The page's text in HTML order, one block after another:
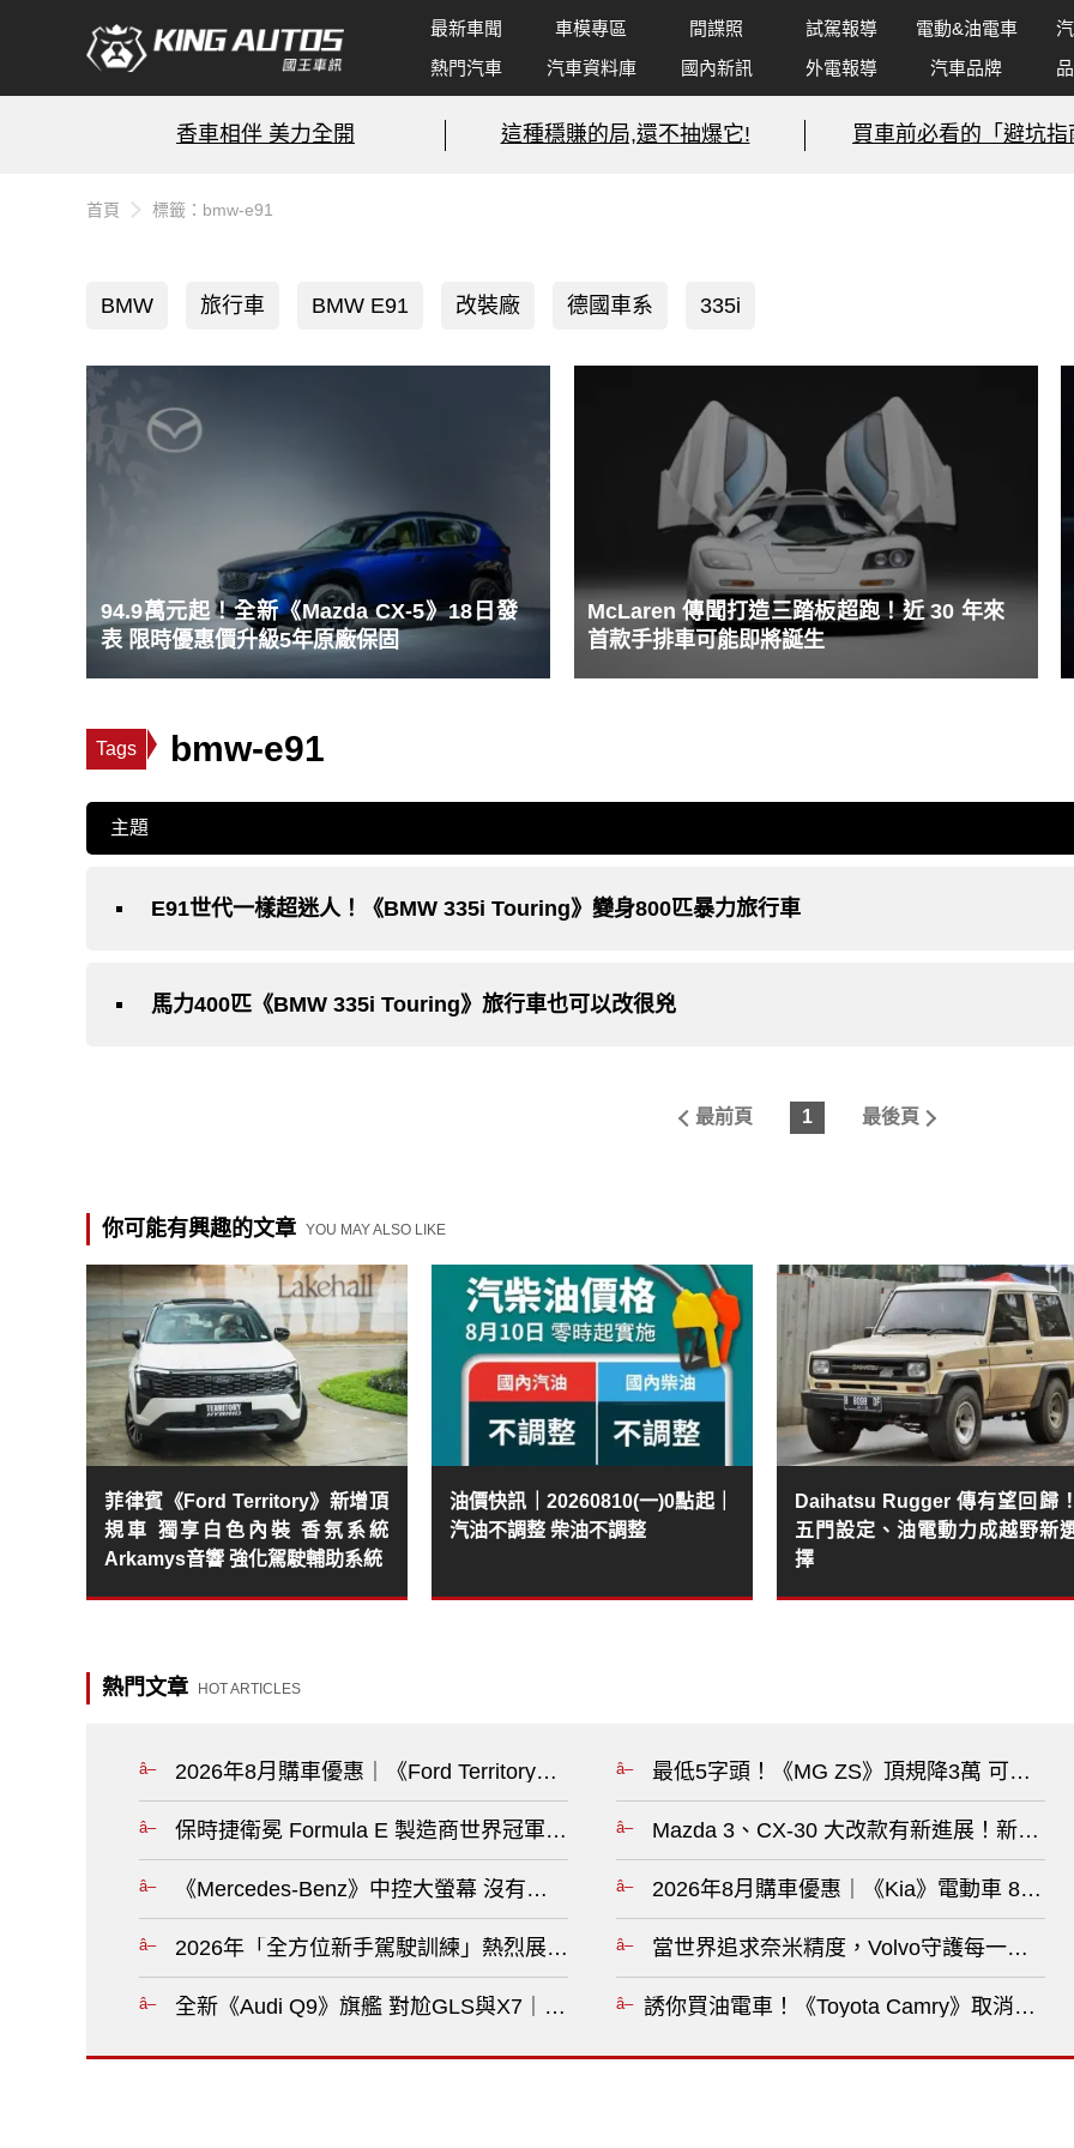
最新車聞 車模專區 間諜照 試駕報導 電動&油電車
熱門汽車
汽車資料庫 國內新訊 外電報導 汽車品牌
香車相伴 美力全開 這種穩賺的局,還不抽爆它! 買車前必看的「避坑指
首頁 標籤：bmw-e91
BMW 旅行車 BMW E91 改裝廠 德國車系 335i
94.9萬元起！全新《Mazda CX-5》18日發
表 限時優惠價升級5年原廠保固
McLaren 傳聞打造三踏板超跑！近 30 年來
首款手排車可能即將誕生
Tags bmw-e91
主題
E91世代一樣超迷人！《BMW 335i Touring》變身800匹暴力旅行車
馬力400匹《BMW 335i Touring》旅行車也可以改很兇
最前頁 1 最後頁
你可能有興趣的文章 YOU MAY ALSO LIKE
菲律賓《Ford Territory》新增頂
規車 獨享白色內裝 香氛系統
Arkamys音響 強化駕駛輔助系統
油價快訊｜20260810(一)0點起｜
汽油不調整 柴油不調整
Daihatsu Rugger 傳有望回歸
五門設定、油電動力成越野新
擇
熱門文章 HOT ARTICLES
2026年8月購車優惠｜《Ford Territory》84.9萬起 升級旗艦響宴三件組 《Ford Mustang》銷
保時捷衛冕 Formula E 製造商世界冠軍 Jake Dennis 代表客戶車隊 Andretti 登上頒獎台?
《Mercedes-Benz》中控大螢幕 沒有回頭路！哪怕美國曾召回逾14萬輛儀表黑畫面?
2026年「全方位新手駕駛訓練」熱烈展開 陪伴每位駕駛自信啟程?
全新《Audi Q9》旗艦 對尬GLS與X7｜5.3 米超大車格 獨立商務後座 全景玻璃天窗破紀錄?
最低5字頭！《MG ZS》頂規降3萬 可選配
Mazda 3、CX-30 大改款有新進展！新世代
2026年8月購車優惠｜《Kia》電動車 8888
當世界追求奈米精度，Volvo守護每一公里
誘你買油電車！《Toyota Camry》取消入門